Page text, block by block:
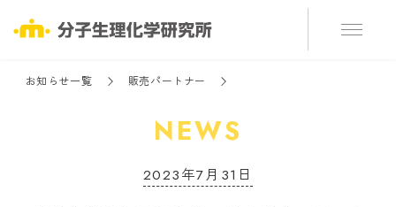
お知らせ一覧 販売パートナー
NEWS
2023年7月31日